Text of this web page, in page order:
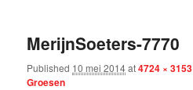
MerijnSoeters-7770
Published 10 mei 2014at4724 × 3153
Groesen